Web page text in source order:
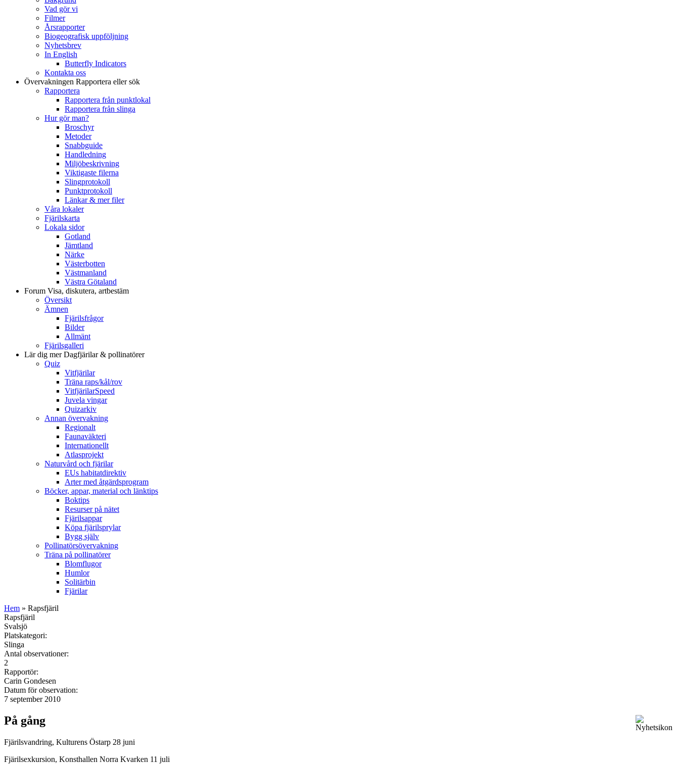
Vad gör vi
Filmer
Årsrapporter
Biogeografisk uppföljning
Nyhetsbrev
In English
Butterfly Indicators
Kontakta oss
Övervakningen Rapportera eller sök
Rapportera
Rapportera från punktlokal
Rapportera från slinga
Hur gör man?
Broschyr
Metoder
Snabbguide
Handledning
Miljöbeskrivning
Viktigaste filerna
Slingprotokoll
Punktprotokoll
Länkar & mer filer
Våra lokaler
Fjärilskarta
Lokala sidor
Gotland
Jämtland
Närke
Västerbotten
Västmanland
Västra Götaland
Forum Visa, diskutera, artbestäm
Översikt
Ämnen
Fjärilsfrågor
Bilder
Allmänt
Fjärilsgalleri
Lär dig merDagfjärilar & pollinatörer
Quiz
Vitfjärilar
Träna raps/kål/rov
VitfjärilarSpeed
Juvela vingar
Quizarkiv
Annan övervakning
Regionalt
Faunaväkteri
Internationellt
Atlasprojekt
Naturvård och fjärilar
EUs habitatdirektiv
Arter med åtgärdsprogram
Böcker, appar, material och länktips
Boktips
Resurser på nätet
Fjärilsappar
Köpa fjärilsprylar
Bygg själv
Pollinatörsövervakning
Träna på pollinatörer
Blomflugor
Humlor
Solitärbin
Fjärilar
Hem » Rapsfjäril
Rapsfjäril
Svalsjö
Platskategori:
Slinga
Antal observationer:
2
Rapportör:
Carin Gondesen
Datum för observation:
7 september 2010
På gång
Fjärilsvandring, Kulturens Östarp 28 juni
Fjärilsexkursion, Konsthallen Norra Kvarken 11 juli